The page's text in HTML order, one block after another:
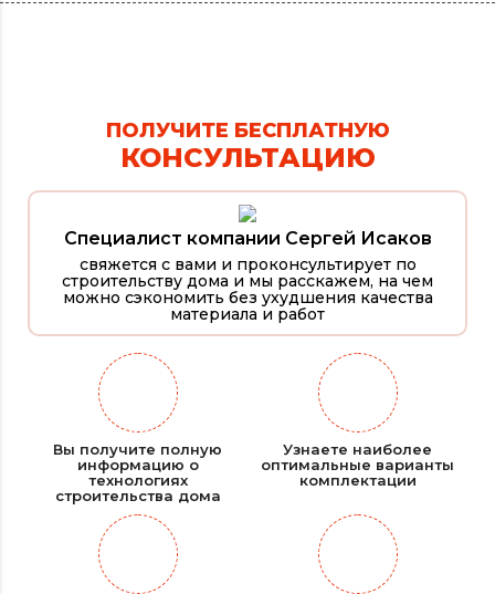
ПОЛУЧИТЕ БЕСПЛАТНУЮ
КОНСУЛЬТАЦИЮ
Специалист компании Сергей Исаков
свяжется с вами и проконсультирует по
строительству дома и мы расскажем, на чем
можно сэкономить без ухудшения качества
материала и работ
Вы получите полную
информацию о
технологиях
строительства дома
Узнаете наиболее
оптимальные варианты
комплектации